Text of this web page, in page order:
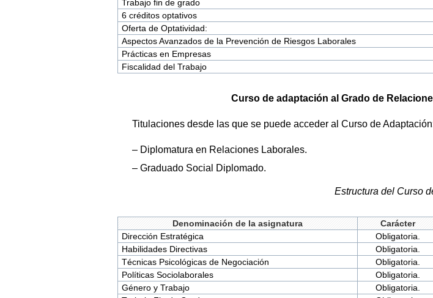
Trabajo fin de grado
6 créditos optativos
Oferta de Optatividad:
Aspectos Avanzados de la Prevención de Riesgos Laborales
Prácticas en Empresas
Fiscalidad del Trabajo
Curso de adaptación al Grado de
Titulaciones desde las que se puede acceder al Curso de
– Diplomatura en Relaciones Laborales.
– Graduado Social Diplomado.
Estructura del Curso
Denominación de la asignatura Carácter
Dirección Estratégica
Obligatoria.
Habilidades Directivas
Obligatoria.
Técnicas Psicológicas de Negociación
Obligatoria.
Políticas Sociolaborales
Obligatoria.
Género y Trabajo
Obligatoria.